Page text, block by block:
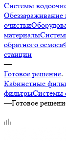
Системы
Обеззараживание
очистки
материалы
обратного осмоса
станции
—
Готовое решение
Кабинетные
фильтрыСистемы
—Готовое